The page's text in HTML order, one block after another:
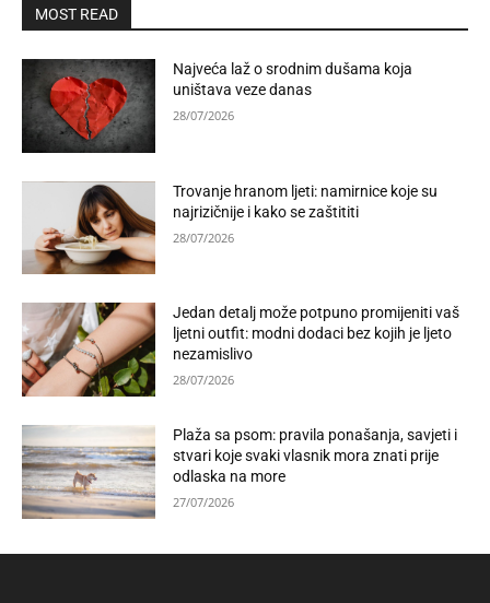
MOST READ
Najveća laž o srodnim dušama koja
uništava veze danas
28/07/2026
Trovanje hranom ljeti: namirnice koje su
najrizičnije i kako se zaštititi
28/07/2026
Jedan detalj može potpuno promijeniti vaš
ljetni outfit: modni dodaci bez kojih je ljeto
nezamislivo
28/07/2026
Plaža sa psom: pravila ponašanja, savjeti i
stvari koje svaki vlasnik mora znati prije
odlaska na more
27/07/2026